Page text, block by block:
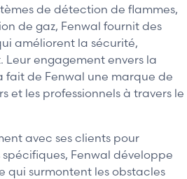
de détection de flammes,
de gaz, Fenwal fournit des
améliorent la sécurité,
engagement envers la
de Fenwal une marque de
et les professionnels à travers le
avec ses clients pour
Fenwal développe
qui surmontent les obstacles